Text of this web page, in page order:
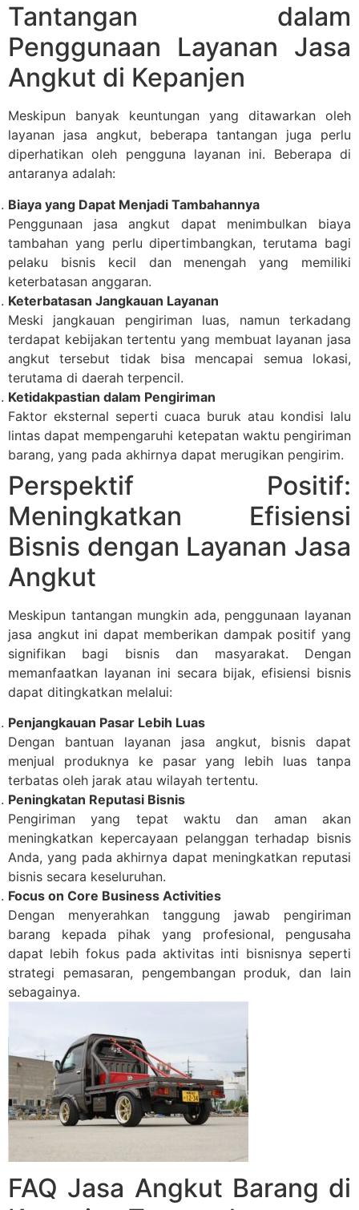
Tantangan dalam
Penggunaan Layanan Jasa
Angkut di Kepanjen
Meskipun banyak keuntungan yang ditawarkan oleh
layanan jasa angkut, beberapa tantangan juga perlu
diperhatikan oleh pengguna layanan ini. Beberapa di
antaranya adalah:
Biaya yang Dapat Menjadi Tambahannya
Penggunaan jasa angkut dapat menimbulkan biaya
tambahan yang perlu dipertimbangkan, terutama bagi
pelaku bisnis kecil dan menengah yang memiliki
keterbatasan anggaran.
Keterbatasan Jangkauan Layanan
Meski jangkauan pengiriman luas, namun terkadang
terdapat kebijakan tertentu yang membuat layanan jasa
angkut tersebut tidak bisa mencapai semua lokasi,
terutama di daerah terpencil.
Ketidakpastian dalam Pengiriman
Faktor eksternal seperti cuaca buruk atau kondisi lalu
lintas dapat mempengaruhi ketepatan waktu pengiriman
barang, yang pada akhirnya dapat merugikan pengirim.
Perspektif Positif:
Meningkatkan Efisiensi
Bisnis dengan Layanan Jasa
Angkut
Meskipun tantangan mungkin ada, penggunaan layanan
jasa angkut ini dapat memberikan dampak positif yang
signifikan bagi bisnis dan masyarakat. Dengan
memanfaatkan layanan ini secara bijak, efisiensi bisnis
dapat ditingkatkan melalui:
Penjangkauan Pasar Lebih Luas
Dengan bantuan layanan jasa angkut, bisnis dapat
menjual produknya ke pasar yang lebih luas tanpa
terbatas oleh jarak atau wilayah tertentu.
Peningkatan Reputasi Bisnis
Pengiriman yang tepat waktu dan aman akan
meningkatkan kepercayaan pelanggan terhadap bisnis
Anda, yang pada akhirnya dapat meningkatkan reputasi
bisnis secara keseluruhan.
Focus on Core Business Activities
Dengan menyerahkan tanggung jawab pengiriman
barang kepada pihak yang profesional, pengusaha
dapat lebih fokus pada aktivitas inti bisnisnya seperti
strategi pemasaran, pengembangan produk, dan lain
sebagainya.
FAQ Jasa Angkut Barang di